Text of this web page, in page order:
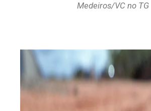
Medeiros/VC no TG